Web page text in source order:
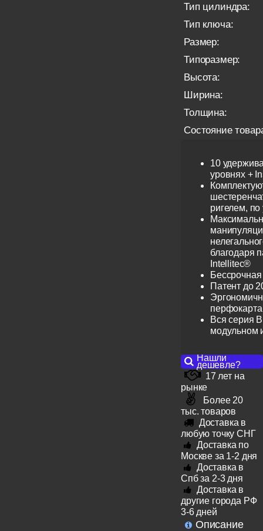
Тип цилиндра:
Тип ключа:
Размер:
Типоразмер:
Высота:
Ширина:
Толщина:
Состояние
10
уровнях +
ригелем,
благодаря
Intellitec®
Патент до
перфокарта
Вся серия
модульном
Нашли
дешевле?
17 лет на
рынке
Более 20
тыс. товаров
Доставка в
любую точку СНГ
Доставка по
Москве за 1-2 дня
Доставка в
Спб за 2-3 дня
Доставка в
другие города РФ
3-6 дней
Описание